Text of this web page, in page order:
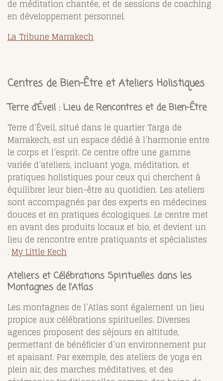
de méditation chantée, et de sessions de coaching
en développement personnel​.
La Tribune Marrakech
Centres de Bien-Être et Ateliers Holistiques
Terre d’Éveil : Lieu de Rencontres et de Bien-Être
Terre d’Éveil, situé dans le quartier Targa de
Marrakech, est un espace dédié à l’harmonie entre
le corps et l’esprit. Ce centre offre une gamme
variée d’ateliers, incluant yoga, méditation, et
pratiques holistiques pour ceux qui cherchent à
équilibrer leur bien-être au quotidien. Les ateliers
sont accompagnés par des experts en médecines
douces et en pratiques écologiques. Le centre met
en avant des produits locaux et bio, et devient un
lieu de rencontre entre pratiquants et spécialistes​
. My Little Kech
Ateliers et Célébrations Spirituelles dans les
Montagnes de l’Atlas
Les montagnes de l’Atlas sont également un lieu
propice aux célébrations spirituelles. Diverses
agences proposent des séjours en altitude,
permettant de bénéficier d’un environnement pur
et apaisant. Par exemple, des ateliers de yoga en
plein air, des marches méditatives, et des